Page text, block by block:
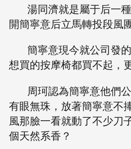
湯同濟就是屬于后一
開簡寧意后立馬轉投段風
簡寧意現今就公司發
想買的按摩椅都買不起，
周珂認為簡寧意他們
有眼無珠，放著簡寧意不
風那臉一看就動了不少刀
個天然系香？